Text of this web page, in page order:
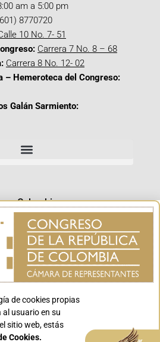
am a 5:00 pm
8770720
10 No. 7- 51
Carrera 7 No. 8 – 68
Carrera 8 No. 12- 02
– Hemeroteca del Congreso:
Galán Sarmiento:
de cookies propias
al usuario en su
sitio web, estás
Cookies. Aceptar